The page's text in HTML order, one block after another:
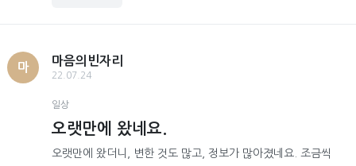
마
마음의빈자리
22.07.24
일상
오랫만에 왔네요.
오랫만에 왔더니, 변한 것도 많고, 정보가 많아졌네요. 조금씩